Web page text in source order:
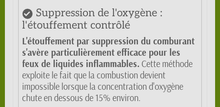
Suppression de l'oxygène :
l'étouffement contrôlé
L'étouffement par suppression du comburant
s'avère particulièrement efficace pour les
feux de liquides inflammables. Cette méthode
exploite le fait que la combustion devient
impossible lorsque la concentration d'oxygène
chute en dessous de 15% environ.